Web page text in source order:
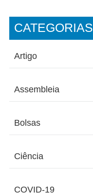
CATEGORIAS
Artigo
Assembleia
Bolsas
Ciência
COVID-19